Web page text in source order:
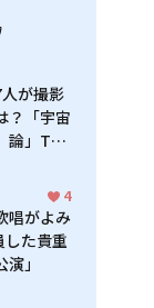
が撮影
？「宇宙
論」THE
4
唱がよみ
した貴重
」